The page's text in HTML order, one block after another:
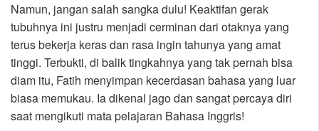
Namun, jangan salah sangka dulu! Keaktifan gerak
tubuhnya ini justru menjadi cerminan dari otaknya yang
terus bekerja keras dan rasa ingin tahunya yang amat
tinggi. Terbukti, di balik tingkahnya yang tak pernah bisa
diam itu, Fatih menyimpan kecerdasan bahasa yang luar
biasa memukau. Ia dikenal jago dan sangat percaya diri
saat mengikuti mata pelajaran Bahasa Inggris!